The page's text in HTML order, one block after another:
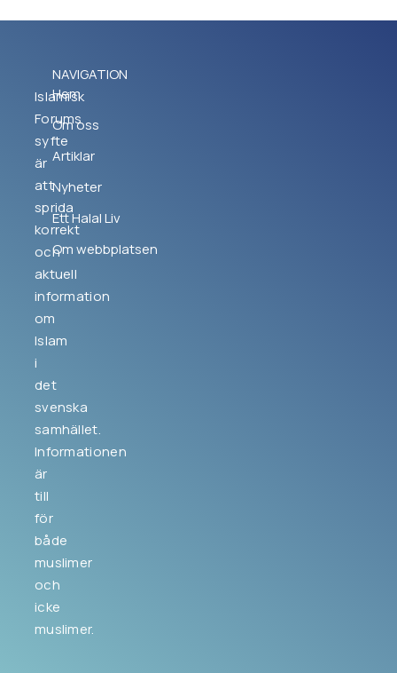
Islamisk
Forums
syfte
är
att
sprida
korrekt
och
aktuell
information
om
Islam
i
det
svenska
samhället.
Informationen
är
till
för
både
muslimer
och
icke
muslimer.
NAVIGATION
Hem
Om oss
Artiklar
Nyheter
Ett Halal Liv
Om webbplatsen